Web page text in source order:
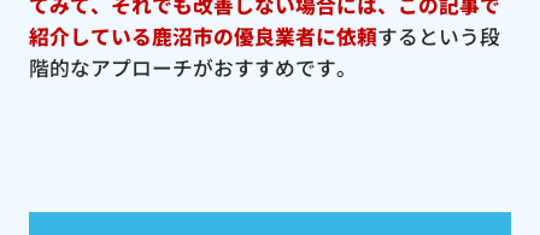
紹介している鹿沼市の優良業者に依頼するという段
階的なアプローチがおすすめです。